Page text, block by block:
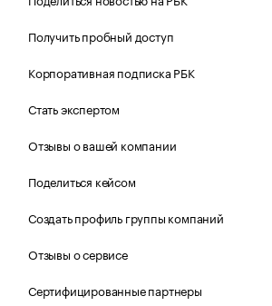
Получить пробный доступ
Корпоративная подписка РБК
Стать экспертом
Отзывы о вашей компании
Поделиться кейсом
Создать профиль группы компаний
Отзывы о сервисе
Сертифицированные партнеры